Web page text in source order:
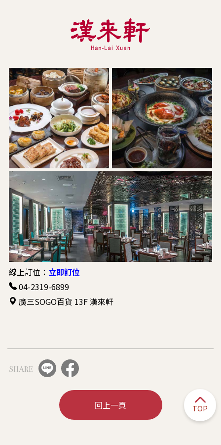
線上訂位： 立即訂位
04-2319-6899
廣三SOGO百貨 13F 漢來軒
SHARE
回上一頁 TOP